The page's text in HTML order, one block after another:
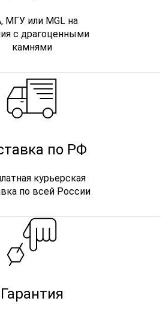
МГУ или MGL на
с драгоценными
камнями
по РФ
курьерская
по всей России
Гарантия